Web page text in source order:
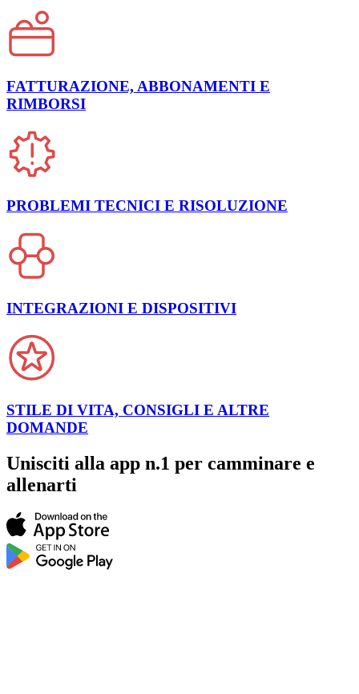
FATTURAZIONE, ABBONAMENTI E
RIMBORSI
PROBLEMI TECNICI E RISOLUZIONE
INTEGRAZIONI E DISPOSITIVI
STILE DI VITA, CONSIGLI E ALTRE
DOMANDE
Unisciti alla app n.1 per camminare e
allenarti